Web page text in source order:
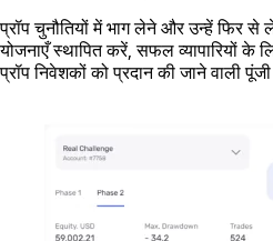
प्रॉप चुनौतियों में भाग लेने और उन्हें फिर से
योजनाएँ स्थापित करें, सफल व्यापारियों के
प्रॉप निवेशकों को प्रदान की जाने वाली